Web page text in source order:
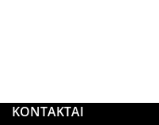
KONTAKTAI